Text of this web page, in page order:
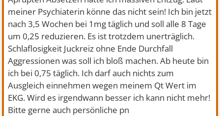
meiner Psychiaterin könne das nicht sein! Ich bin jetzt
nach 3,5 Wochen bei 1mg täglich und soll alle 8 Tage
um 0,25 reduzieren. Es ist trotzdem unerträglich.
Schlaflosigkeit Juckreiz ohne Ende Durchfall
Aggressionen was soll ich bloß machen. Ab heute bin
ich bei 0,75 täglich. Ich darf auch nichts zum
Ausgleich einnehmen wegen meinem Qt Wert im
EKG. Wird es irgendwann besser ich kann nicht mehr!
Bitte gerne auch persönliche pn